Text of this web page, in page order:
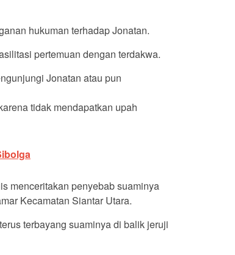
hukuman terhadap Jonatan.
pertemuan dengan terdakwa.
Jonatan atau pun
tidak mendapatkan upah
menceritakan penyebab suaminya
Kecamatan Siantar Utara.
terbayang suaminya di balik jeruji